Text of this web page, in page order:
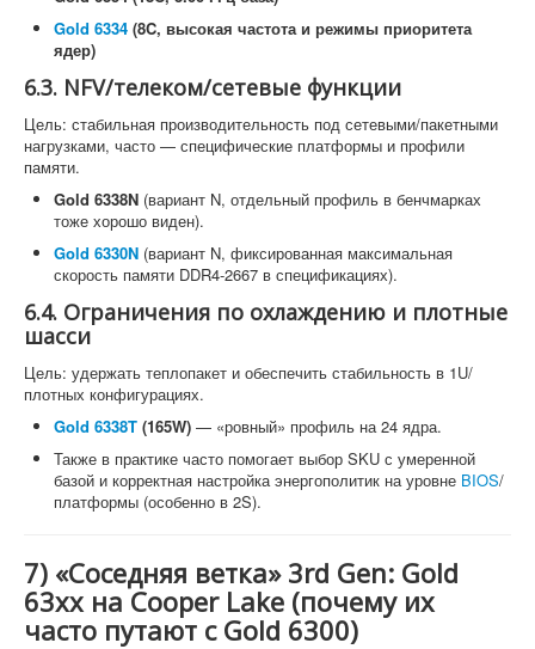
Gold 6334 (8C, высокая частота и режимы приоритета
ядер)
6.3. NFV/телеком/сетевые функции
Цель: стабильная производительность под сетевыми/пакетными
нагрузками, часто — специфические платформы и профили
памяти.
Gold 6338N (вариант N, отдельный профиль в бенчмарках
тоже хорошо виден).
Gold 6330N (вариант N, фиксированная максимальная
скорость памяти DDR4-2667 в спецификациях).
6.4. Ограничения по охлаждению и плотные
шасси
Цель: удержать теплопакет и обеспечить стабильность в 1U/
плотных конфигурациях.
Gold 6338T (165W) — «ровный» профиль на 24 ядра.
Также в практике часто помогает выбор SKU с умеренной
базой и корректная настройка энергополитик на уровне BIOS/
платформы (особенно в 2S).
7) «Соседняя ветка» 3rd Gen: Gold
63xx на Cooper Lake (почему их
часто путают с Gold 6300)